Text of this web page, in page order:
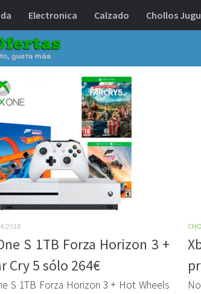
Electronica Calzado Chollos
2018
S 1TB Forza Horizon 3 +
Cry 5 sólo 264€
S 1TB Forza Horizon 3 + Hot Wheels